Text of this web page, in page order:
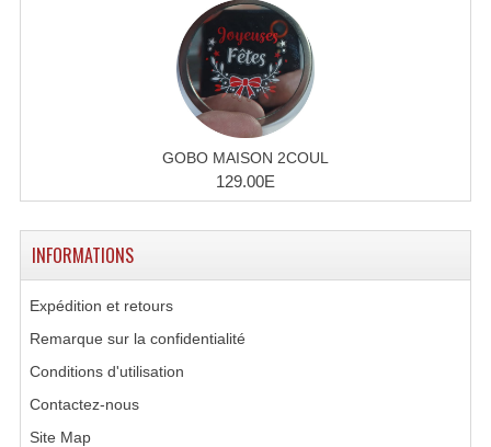
GOBO MAISON 2COUL
129.00E
INFORMATIONS
Expédition et retours
Remarque sur la confidentialité
Conditions d'utilisation
Contactez-nous
Site Map